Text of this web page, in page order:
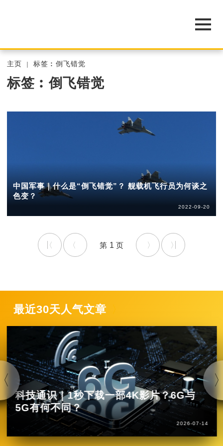
主页 标签︰倒飞错觉
标签︰倒飞错觉
中国军事｜什么是“倒飞错觉”？ 舰载机飞行员为何谈之
色变？
2022-09-20
1
最近30天人气文章
科技通识｜1秒下载一部4K影片？6G与
5G有何不同？
2026-07-14